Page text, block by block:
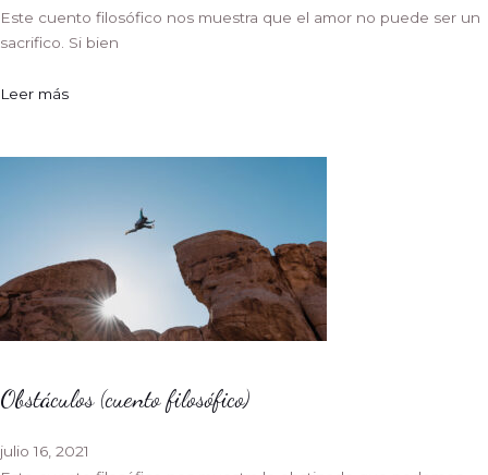
Este cuento filosófico nos muestra que el amor no puede ser un
sacrifico. Si bien
Leer más
Obstáculos (cuento filosófico)
julio 16, 2021